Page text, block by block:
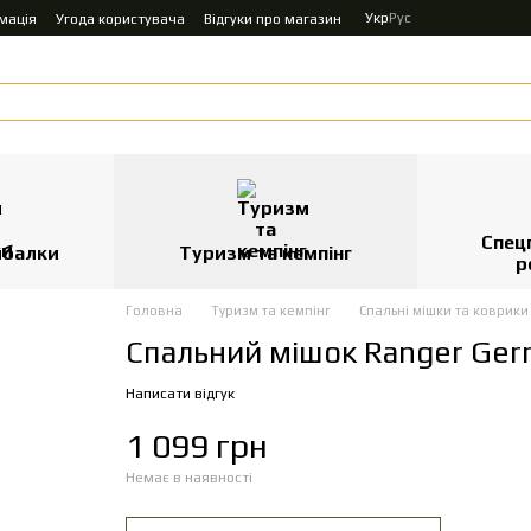
Угода користувача Відгуки про магазин УкрРус
Туризм та кемпінг
Головна Туризм та кемпінг Спальні мішки та коврики
Спальний мішок Ranger
Написати відгук
1 099 грн
Немає в наявності